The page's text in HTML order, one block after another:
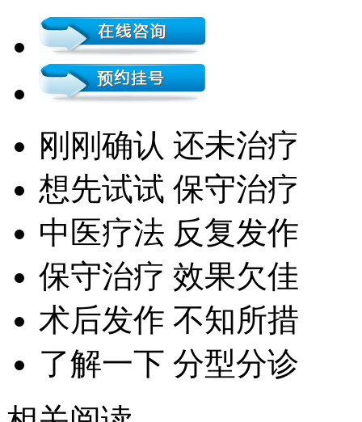
刚刚确认 还未治疗
想先试试 保守治疗
中医疗法 反复发作
保守治疗 效果欠佳
术后发作 不知所措
了解一下 分型分诊